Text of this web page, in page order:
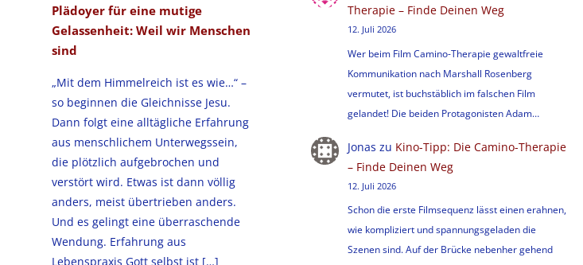
Plädoyer für eine mutige
Gelassenheit: Weil wir Menschen
sind
„Mit dem Himmelreich ist es wie…“ –
so beginnen die Gleichnisse Jesu.
Dann folgt eine alltägliche Erfahrung
aus menschlichem Unterwegssein,
die plötzlich aufgebrochen und
verstört wird. Etwas ist dann völlig
anders, meist übertrieben anders.
Und es gelingt eine überraschende
Wendung. Erfahrung aus
Lebenspraxis Gott selbst ist[…]
Therapie – Finde Deinen Weg
12. Juli 2026
Wer beim Film Camino-Therapie gewaltfreie
Kommunikation nach Marshall Rosenberg
vermutet, ist buchstäblich im falschen Film
gelandet! Die beiden Protagonisten Adam…
Jonas zu Kino-Tipp: Die Camino-Therapie
– Finde Deinen Weg
12. Juli 2026
Schon die erste Filmsequenz lässt einen erahnen,
wie kompliziert und spannungsgeladen die
Szenen sind. Auf der Brücke nebenher gehend